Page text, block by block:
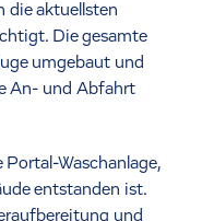
die aktuellsten
Die gesamte
umgebaut und
An- und Abfahrt
Waschanlage,
entstanden ist.
und